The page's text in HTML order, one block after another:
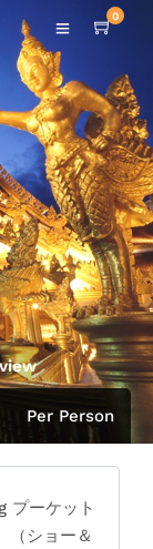
0
Per Person
ーケット
（ショー＆